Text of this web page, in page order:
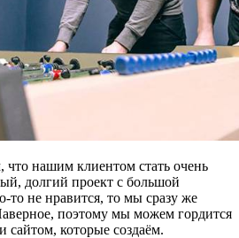
нашим клиентом стать очень
долгий проект с большой
то не нравится, то мы сразу же
поэтому мы можем гордится
которые создаём.